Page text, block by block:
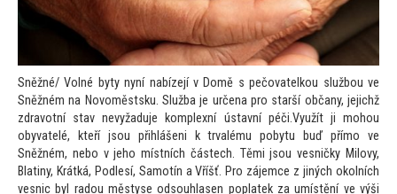
Sněžné/ Volné byty nyní nabízejí v Domě s pečovatelkou službou ve
Sněžném na Novoměstsku. Služba je určena pro starší občany, jejichž
zdravotní stav nevyžaduje komplexní ústavní péči.Využít ji mohou
obyvatelé, kteří jsou přihlášeni k trvalému pobytu buď přímo ve
Sněžném, nebo v jeho místních částech. Těmi jsou vesničky Milovy,
Blatiny, Krátká, Podlesí, Samotín a Vříšť. Pro zájemce z jiných okolních
vesnic byl radou městyse odsouhlasen poplatek za umístění ve výši